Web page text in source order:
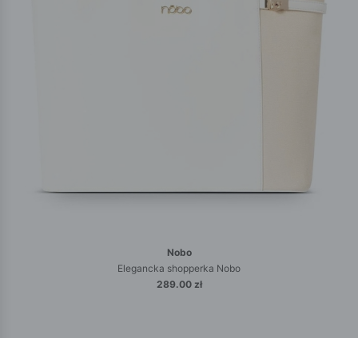
Nobo
Elegancka shopperka Nobo
289.00 zł